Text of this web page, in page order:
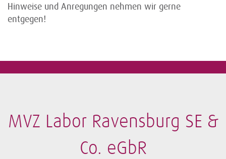
Hinweise und Anregungen nehmen wir gerne
entgegen!
MVZ Labor Ravensburg SE &
Co. eGbR